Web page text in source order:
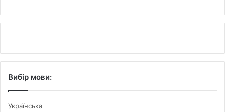
Вибір мови:
Українська